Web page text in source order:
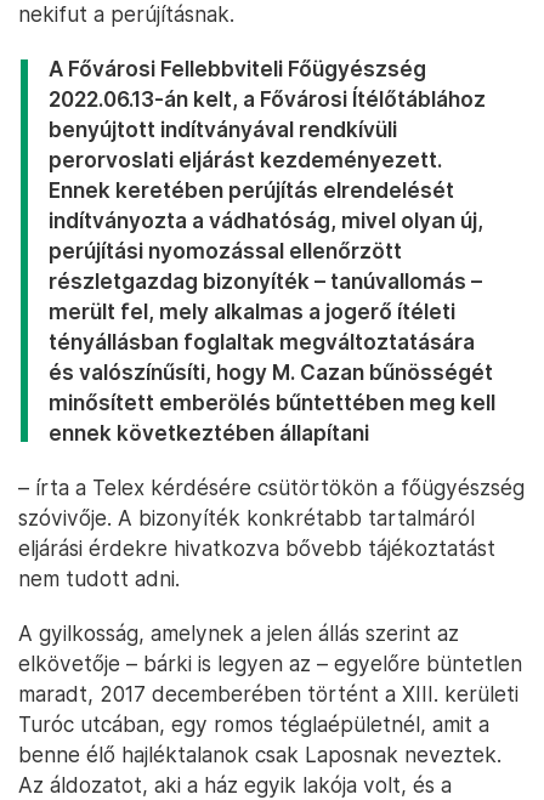
nekifut a perújításnak.
A Fővárosi Fellebbviteli Főügyészség
2022.06.13-án kelt, a Fővárosi Ítélőtáblához
benyújtott indítványával rendkívüli
perorvoslati eljárást kezdeményezett.
Ennek keretében perújítás elrendelését
indítványozta a vádhatóság, mivel olyan új,
perújítási nyomozással ellenőrzött
részletgazdag bizonyíték – tanúvallomás –
merült fel, mely alkalmas a jogerő ítéleti
tényállásban foglaltak megváltoztatására
és valószínűsíti, hogy M. Cazan bűnösségét
minősített emberölés bűntettében meg kell
ennek következtében állapítani
– írta a Telex kérdésére csütörtökön a főügyészség
szóvivője. A bizonyíték konkrétabb tartalmáról
eljárási érdekre hivatkozva bővebb tájékoztatást
nem tudott adni.
A gyilkosság, amelynek a jelen állás szerint az
elkövetője – bárki is legyen az – egyelőre büntetlen
maradt, 2017 decemberében történt a XIII. kerületi
Turóc utcában, egy romos téglaépületnél, amit a
benne élő hajléktalanok csak Laposnak neveztek.
Az áldozatot, aki a ház egyik lakója volt, és a